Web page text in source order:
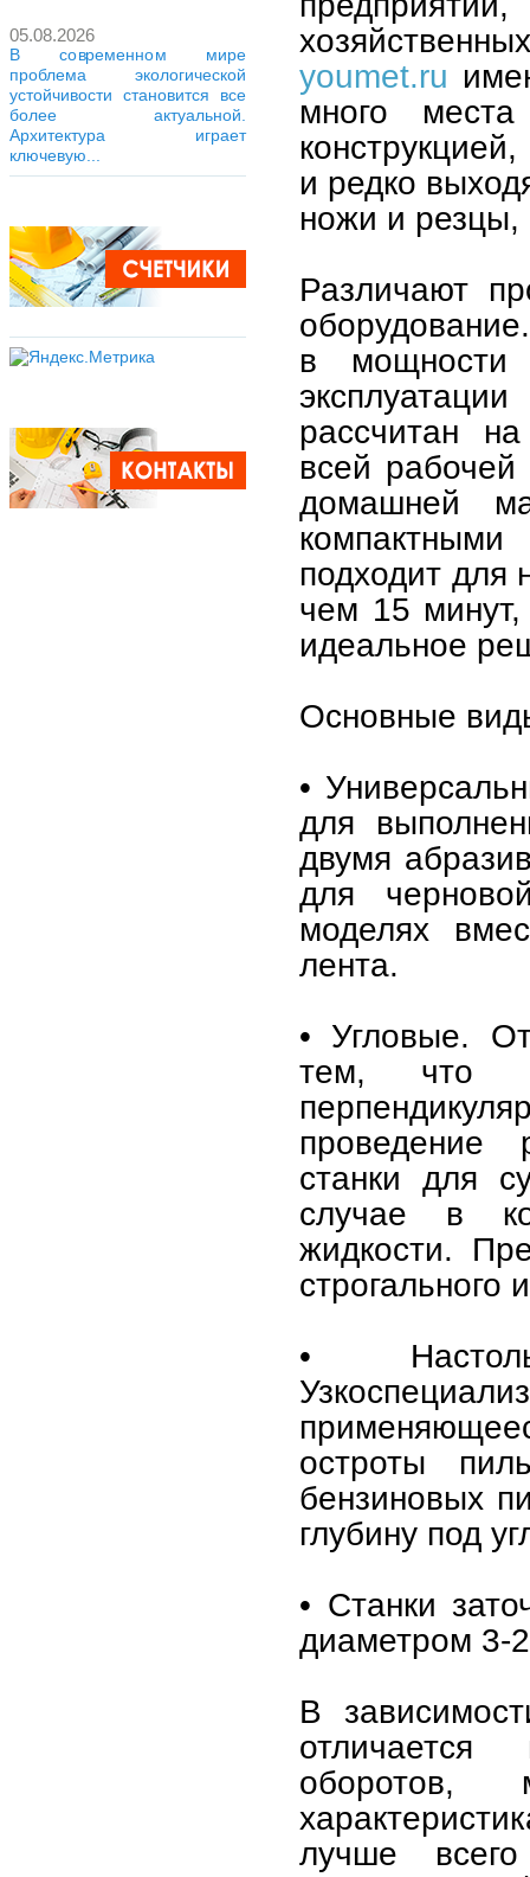
05.08.2026
В современном мире
проблема экологической
устойчивости становится все
более актуальной.
Архитектура играет
ключевую...
youmet.ru
много
и редко
ножи и
Различают
в мощности
рассчитан
всей
домашней
подходит для
чем 15
идеальное
Основные
•
для
двумя
для
моделях
лента.
• Угловые.
тем, что
проведение
станки для
случае в
жидкости.
строгального
•
остроты
бензиновых
глубину под
• Станки
диаметром 3-
В
отличается
оборотов,
лучше